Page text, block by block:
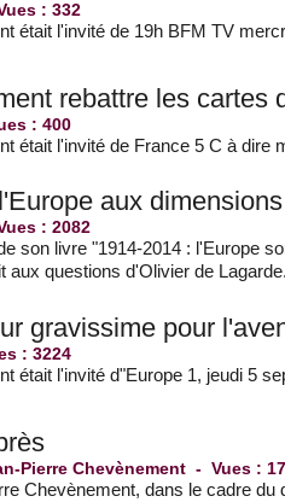
: 332
était l'invité de 19h BFM TV
rebattre les cartes
: 400
était l'invité de France 5 C à dire
aux
: 2082
son livre "1914-2014 : l'Europe
aux questions d'Olivier de Lagarde.
gravissime pour
: 3224
était l'invité d"Europe 1, jeudi 5
Pierre Chevènement -Vues :
Chevènement, dans le cadre